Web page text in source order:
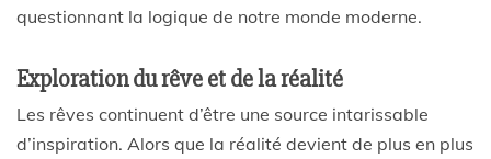
questionnant la logique de notre monde moderne.
Exploration du rêve et de la réalité
Les rêves continuent d’être une source intarissable
d’inspiration. Alors que la réalité devient de plus en plus